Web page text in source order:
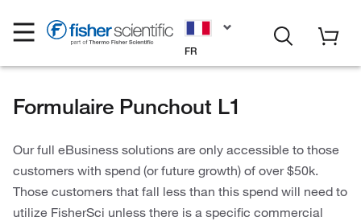
FR
Formulaire Punchout L1
Our full eBusiness solutions are only accessible to those
customers with spend (or future growth) of over $50k.
Those customers that fall less than this spend will need to
utilize FisherSci unless there is a specific commercial